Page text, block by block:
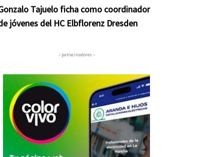
Tajuelo ficha como coordinador
jóvenes del HC Elbflorenz Dresden
– patrocinadores –